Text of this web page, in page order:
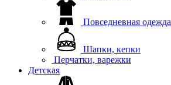
Повседневная одежда
Шапки, кепки
Перчатки, варежки
Детская